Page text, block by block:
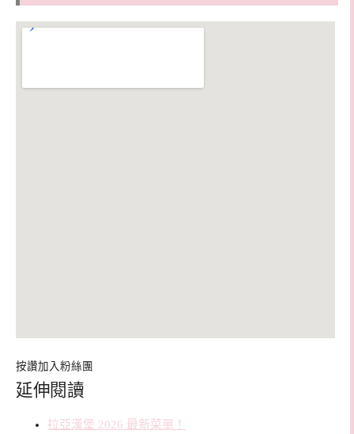
按讚加入粉絲團
延伸閱讀
拉亞漢堡 2026 最新菜單！